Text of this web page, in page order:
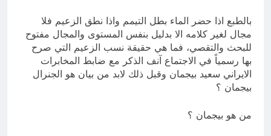
بالطبع اذا حضر الماء بطل التيمم واذا نطق الزعيم فلا
مجال لغير كلامه الا بدليل بنفس المستوى والمجال مفتوح
للبحث والتقصي، فما هي حقيقة نسب الزعيم التي صرح
بها رسمياً في الاجتماع آنف الذكر مع ضابط المخابرات
الايراني سعيد بيجمان وقبل ذلك لابد من بيان هو الجنرال
بيجمان ؟
من هو بيجمان ؟